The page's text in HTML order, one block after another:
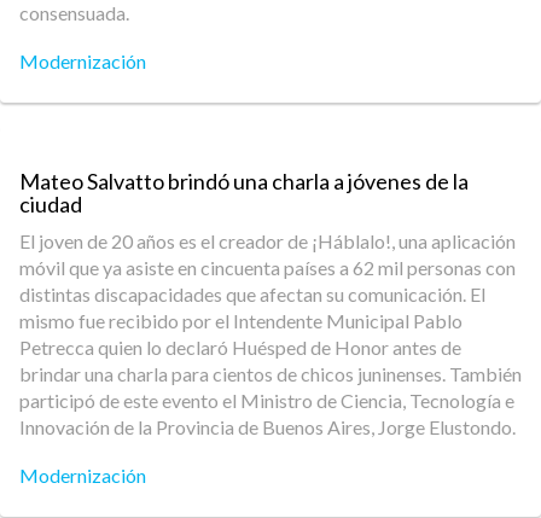
consensuada.
Modernización
Mateo Salvatto brindó una charla a jóvenes de la
ciudad
El joven de 20 años es el creador de ¡Háblalo!, una aplicación
móvil que ya asiste en cincuenta países a 62 mil personas con
distintas discapacidades que afectan su comunicación. El
mismo fue recibido por el Intendente Municipal Pablo
Petrecca quien lo declaró Huésped de Honor antes de
brindar una charla para cientos de chicos juninenses. También
participó de este evento el Ministro de Ciencia, Tecnología e
Innovación de la Provincia de Buenos Aires, Jorge Elustondo.
Modernización